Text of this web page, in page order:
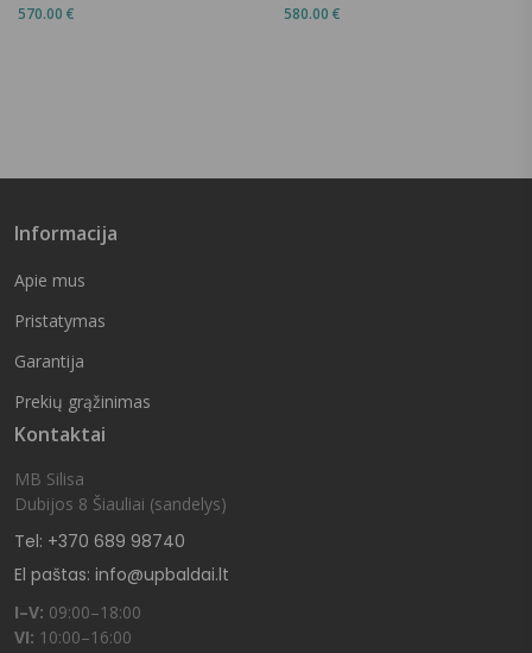
570.00 € 580.00 €
Informacija
Apie mus
Pristatymas
Garantija
Prekių grąžinimas
Kontaktai
MB Silisa
Dubijos 8 Šiauliai (sandelys)
Tel: +370 689 98740
El paštas: info@upbaldai.lt
I–V: 09:00–18:00
VI: 10:00–16:00